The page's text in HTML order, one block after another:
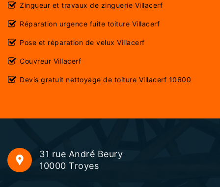
Zingueur et travaux de zinguerie Villacerf
Réparation urgence fuite toiture Villacerf
Pose et réparation de velux Villacerf
Couvreur Villacerf
Devis gratuit nettoyage de toiture Villacerf 10600
31 rue André Beury
10000 Troyes